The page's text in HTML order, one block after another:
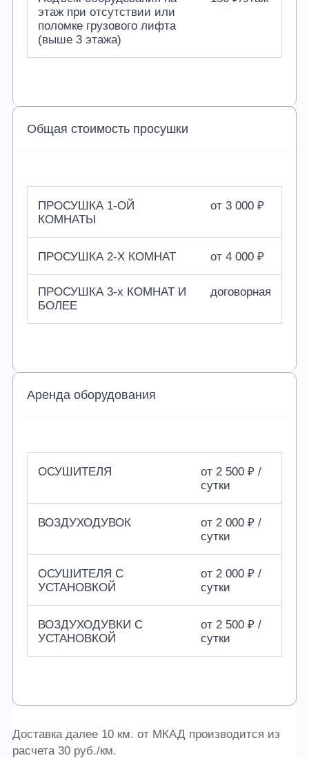
этаж при отсутствии или
поломке грузового лифта
(выше 3 этажа)
Общая стоимость просушки
ПРОСУШКА 1-ОЙ
КОМНАТЫ
от 3 000 ₽
ПРОСУШКА 2-Х КОМНАТ от 4 000 ₽
ПРОСУШКА 3-х КОМНАТ И
БОЛЕЕ
договорная
Аренда оборудования
ОСУШИТЕЛЯ
от 2 500 ₽ /
сутки
ВОЗДУХОДУВОК
от 2 000 ₽ /
сутки
ОСУШИТЕЛЯ С
УСТАНОВКОЙ
от 2 000 ₽ /
сутки
ВОЗДУХОДУВКИ С
УСТАНОВКОЙ
от 2 500 ₽ /
сутки
Доставка далее 10 км. от МКАД производится из
расчета 30 руб./км.